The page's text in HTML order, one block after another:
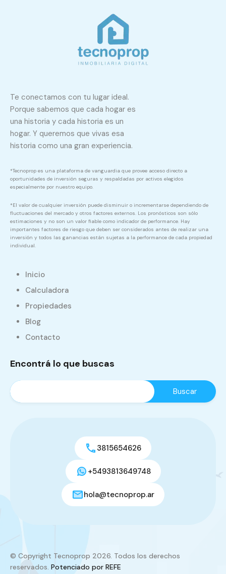
Te conectamos con tu lugar ideal.
Porque sabemos que cada hogar es
una historia y cada historia es un
hogar. Y queremos que vivas esa
historia como una gran experiencia.
*Tecnoprop es una plataforma de vanguardia que provee acceso directo a
oportunidades de inversión seguras y respaldadas por activos elegidos
especialmente por nuestro equipo.
*El valor de cualquier inversión puede disminuir o incrementarse dependiendo de
fluctuaciones del mercado y otros factores externos. Los pronósticos son sólo
estimaciones y no son un valor fiable como indicador de performance. Hay
importantes factores de riesgo que deben ser considerados antes de realizar una
inversión y todos las ganancias están sujetas a la performance de cada propiedad
individual.
Inicio
Calculadora
Propiedades
Blog
Contacto
Encontrá lo que buscas
3815654626
+5493813649748
hola@tecnoprop.ar
© Copyright Tecnoprop 2026. Todos los derechos
reservados. Potenciado por REFE